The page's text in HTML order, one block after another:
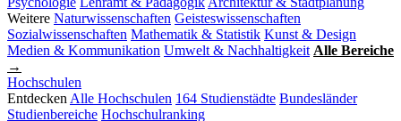
Weitere Naturwissenschaften Geisteswissenschaften
Sozialwissenschaften Mathematik & Statistik Kunst & Design
Medien & Kommunikation Umwelt & Nachhaltigkeit Alle Bereiche
→
Hochschulen
Entdecken Alle Hochschulen 164 Studienstädte Bundesländer
Studienbereiche Hochschulranking